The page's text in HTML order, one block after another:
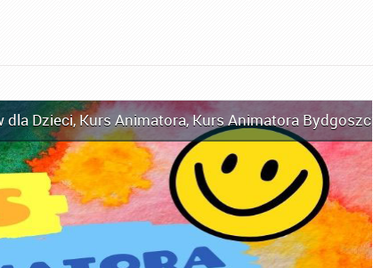
dla Dzieci,Kurs Animatora,Kurs Animatora Bydgoszcz